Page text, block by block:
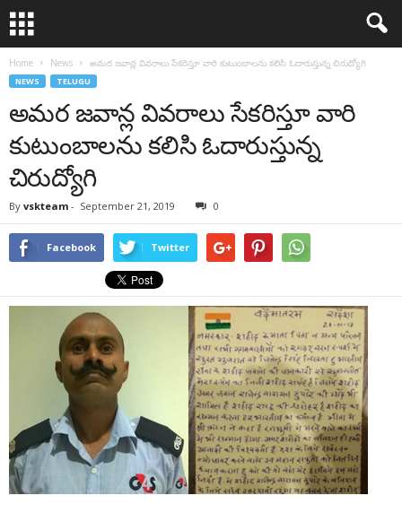
Home News అమర జవాన్ల వివరాలు సేకరిస్తూ వారి కుటుంబాలను కలిసి ఓదారుస్తున్న చిరుద్యోగి
NEWS TELUGU
అమర జవాన్ల వివరాలు సేకరిస్తూ వారి
కుటుంబాలను కలిసి ఓదారుస్తున్న
చిరుద్యోగి
By vskteam - September 21, 2019 0
Facebook Twitter